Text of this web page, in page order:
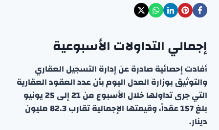
إجمالي التداولات الأسبوعية
أفادت إحصائية صادرة عن إدارة التسجيل العقاري
والتوثيق بوزارة العدل اليوم بأن عدد العقود العقارية
التي جرى تداولها خلال الأسبوع من 21 إلى 25 يونيو
بلغ 157 عقداً، وقيمتها الإجمالية تقارب 82.3 مليون
دينار.